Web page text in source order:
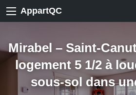
AppartQC
Mirabel – Saint-
logement 5 1/2 à
sous-sol dans